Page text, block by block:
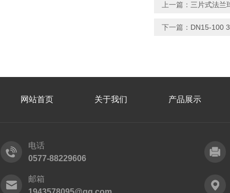
上一篇： 三片式法兰
下一篇： DN15-100
网站首页 关于我们 产品展示
电话
0577-88229606
邮箱